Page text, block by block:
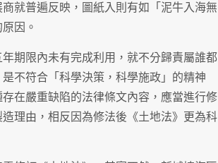
就普遍反映，圖紙入則有如「泥牛入海無
因。
期限內未有完成利用，就不分歸責屬誰都
不符合「科學決策，科學施政」的精神
在嚴重缺陷的法律條文內容，應當進行修
理由，相反因為修法後《土地法》更為科